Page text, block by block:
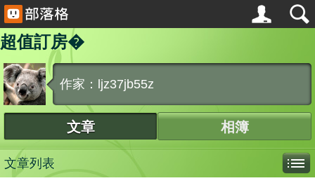
超值訂房�
作家：ljz37jb55z
文章 相簿
文章列表